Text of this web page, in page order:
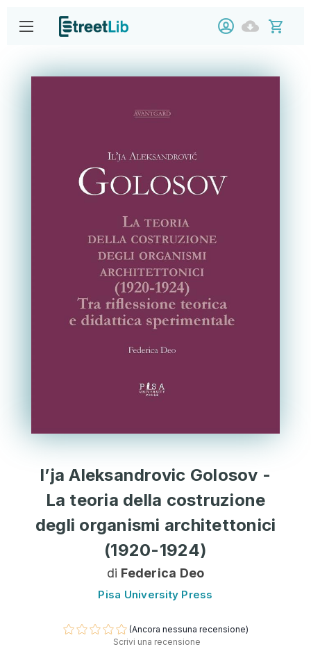
l’ja Aleksandrovic Golosov -
La teoria della costruzione
degli organismi architettonici
(1920-1924)
di Federica Deo
Pisa University Press
(Ancora nessuna recensione)
Scrivi una recensione